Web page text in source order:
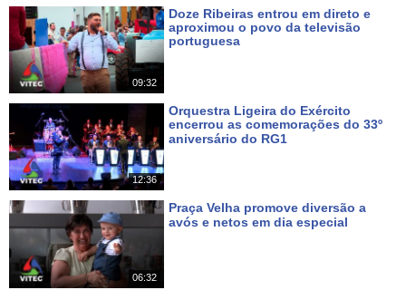
09:32
Doze Ribeiras entrou em direto e
aproximou o povo da televisão
portuguesa
12:36
Orquestra Ligeira do Exército
encerrou as comemorações do 33º
aniversário do RG1
06:32
Praça Velha promove diversão a
avós e netos em dia especial